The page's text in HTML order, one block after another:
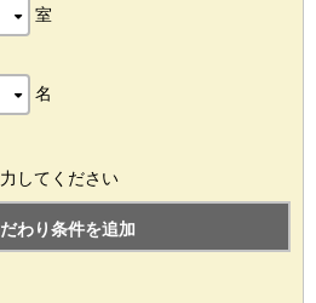
室
名
してください
わり条件を追加